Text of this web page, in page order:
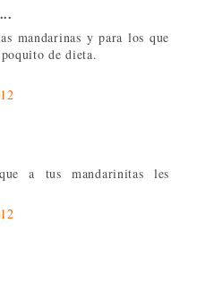
mandarinas y para los que
de dieta.
a tus mandarinitas les